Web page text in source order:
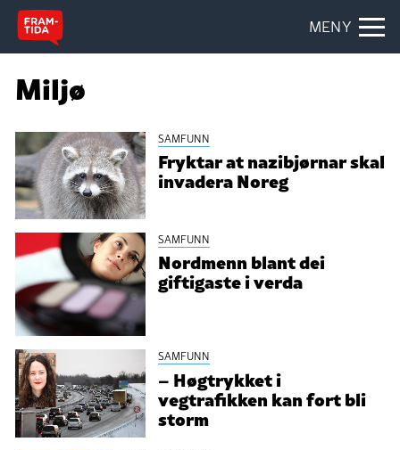
MENY
Miljø
SAMFUNN
Fryktar at nazibjørnar skal
invadera Noreg
SAMFUNN
Nordmenn blant dei
giftigaste i verda
SAMFUNN
– Høgtrykket i
vegtrafikken kan fort bli
storm